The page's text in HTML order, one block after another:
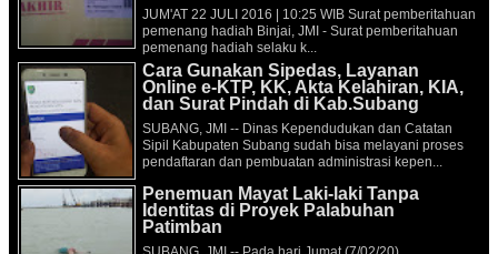
JUM'AT 22 JULI 2016 | 10:25 WIB Surat pemberitahuan
pemenang hadiah Binjai, JMI - Surat pemberitahuan
pemenang hadiah selaku k...
Cara Gunakan Sipedas, Layanan
Online e-KTP, KK, Akta Kelahiran, KIA,
dan Surat Pindah di Kab.Subang
SUBANG, JMI -- Dinas Kependudukan dan Catatan
Sipil Kabupaten Subang sudah bisa melayani proses
pendaftaran dan pembuatan administrasi kepen...
Penemuan Mayat Laki-laki Tanpa
Identitas di Proyek Palabuhan
Patimban